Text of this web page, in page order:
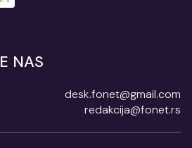
NAS
desk.fonet@gmail.com
redakcija@fonet.rs